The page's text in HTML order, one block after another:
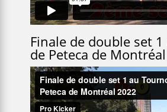
Finale de double set
de Peteca de